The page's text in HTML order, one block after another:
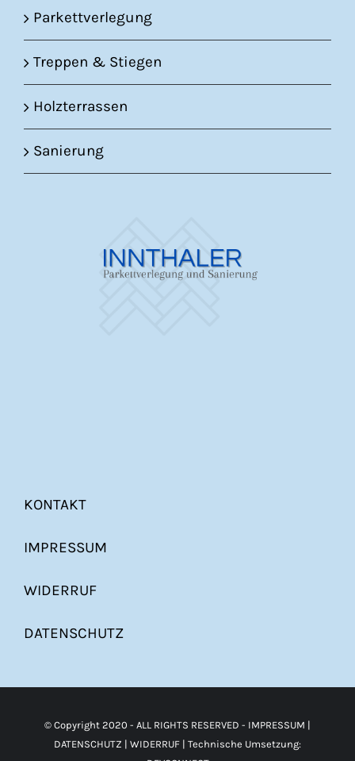
Parkettverlegung
Treppen & Stiegen
Holzterrassen
Sanierung
KONTAKT
IMPRESSUM
WIDERRUF
DATENSCHUTZ
© Copyright 2020 - ALL RIGHTS RESERVED - IMPRESSUM |
DATENSCHUTZ | WIDERRUF | Technische Umsetzung: